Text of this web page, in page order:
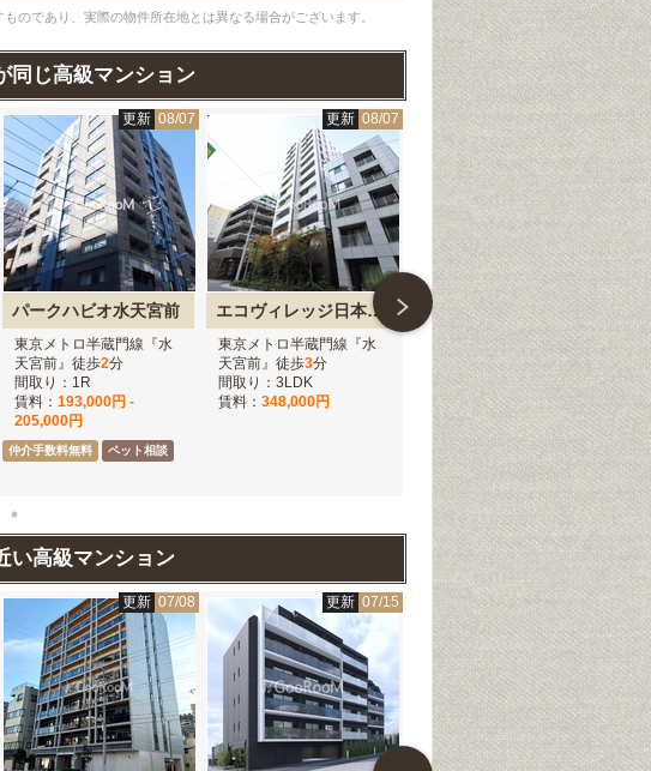
のであり、実際の物件所在地とは異なる場合がございます。
同じ高級マンション
更新 08/07
パークハビオ水天宮前
東京メトロ半蔵門線『水
天宮前』徒歩2分
間取り：1R
賃料： 193,000円 -
205,000円
仲介手数料無料 ペット相談
更新 08/07
エコヴィレッジ日本橋水天宮前
東京メトロ半蔵門線『水
天宮前』徒歩3分
間取り：3LDK
賃料： 348,000円
更新 08/07
パークハビオ日本橋蛎殻町
東京メトロ半蔵門線『水
天宮前』徒歩3分
間取り：1R
賃料： 157,000円 -
165,000円
仲介手数料無料 ペット相談
東
形
間
賃
仲介
ペッ
い高級マンション
更新 07/08 更新 07/15 更新 06/24